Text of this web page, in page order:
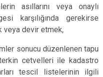
asıllarını veya onaylı
karşılığında gerekirse
veya devir etmek,
sonucu düzenlenen tapu
cetvelleri ile kadastro
tescil listelerinin ilgili